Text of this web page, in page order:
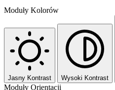
Moduły Kolorów
Jasny Kontrast Wysoki Kontrast
Moduły Orientacji